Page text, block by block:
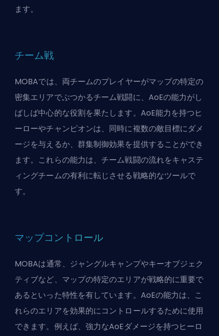
ます。
チーム戦
MOBAでは、両チームのプレイヤーがマップの特定の
密集エリアでぶつかるチーム戦闘に、AoEの能力がし
ばしば中心的な役割を果たします。AoE能力を持つヒ
ーローやチャンピオンは、同時に複数の敵目標にダメ
ージを与えるか、群集制御効果を提供することができ
ます。これらの能力は、チーム戦闘の流れをキャステ
ィングチームの有利に転じさせる戦略的なツールで
す。
マップコントロール
MOBAは通常、ジャングルキャンプやキーオブジェク
ティブなど、マップの特定のエリアが戦略的に重要で
あるといった特性を有しています。AoEの能力は、こ
れらのエリアを効果的にコントロールするために使用
できます。例えば、強力なAoEダメージを持つヒーロ